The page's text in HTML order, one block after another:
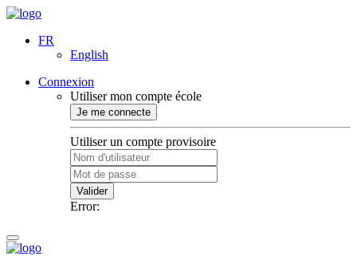
FR
English
Connexion
Utiliser mon compte école
Je me connecte
Utiliser un compte provisoire
Valider
Error: